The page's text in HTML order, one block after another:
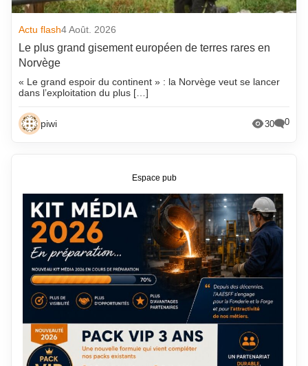
Actu flash4 Août. 2026
Le plus grand gisement européen de terres rares en
Norvège
« Le grand espoir du continent » : la Norvège veut se lancer
dans l’exploitation du plus […]
piwi 30 0
Espace pub